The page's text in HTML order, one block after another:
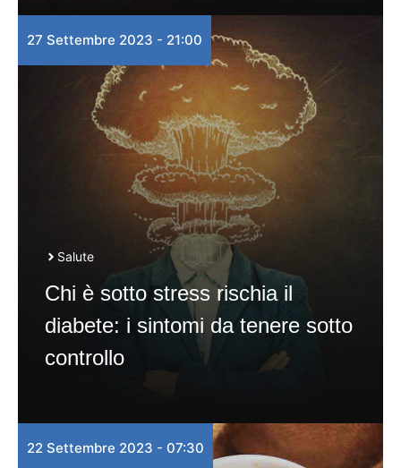
27 Settembre 2023 - 21:00
Salute
Chi è sotto stress rischia il
diabete: i sintomi da tenere sotto
controllo
22 Settembre 2023 - 07:30